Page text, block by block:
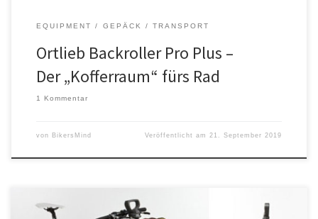
EQUIPMENT GEPÄCK / TRANSPORT
Ortlieb Backroller Pro Plus –
Der „Kofferraum“ fürs Rad
1 Kommentar
von BikersMind Veröffentlicht am21. September 2019